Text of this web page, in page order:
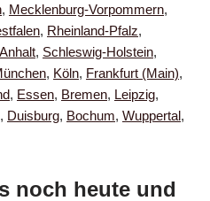
, Mecklenburg-Vorpommern,
, Rheinland-Pfalz,
, Schleswig-Holstein,
, Köln, Frankfurt (Main),
, Essen, Bremen, Leipzig,
, Duisburg, Bochum, Wuppertal,
noch heute und